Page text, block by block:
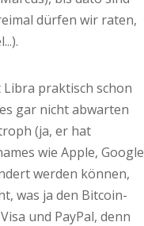
dürfen wir raten,
praktisch schon
gar nicht abwarten
(ja, er hat
wie Apple, Google
werden können,
was ja den Bitcoin-
und PayPal, denn